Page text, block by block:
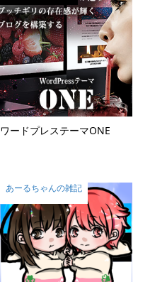
ワードプレステーマONE
あーるちゃんの雑記